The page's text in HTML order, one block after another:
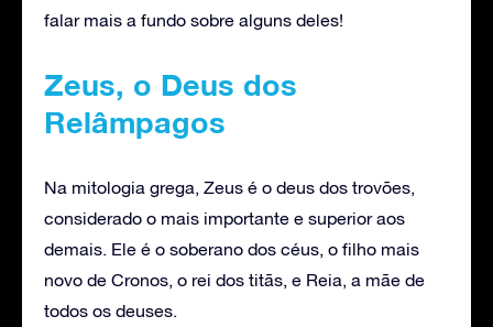
falar mais a fundo sobre alguns deles!
Zeus, o Deus dos
Relâmpagos
Na mitologia grega, Zeus é o deus dos trovões,
considerado o mais importante e superior aos
demais. Ele é o soberano dos céus, o filho mais
novo de Cronos, o rei dos titãs, e Reia, a mãe de
todos os deuses.